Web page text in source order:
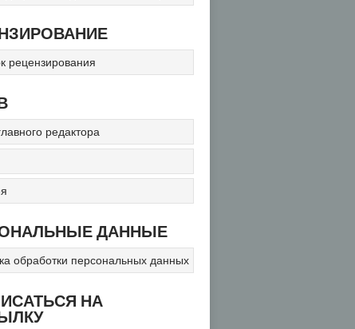
рецензирования
редактора
ДАННЫЕ
обработки персональных данных
НА